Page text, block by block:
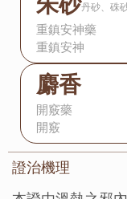
丹砂、硃
重鎮安神藥
重鎮安神
麝香
開竅藥
開竅
證治機理：